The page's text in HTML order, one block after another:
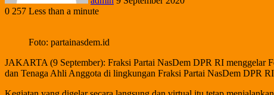
0 257 Less than a minute
Foto: partainasdem.id
JAKARTA (9 September): Fraksi Partai NasDem DPR RI menggelar
dan Tenaga Ahli Anggota di lingkungan Fraksi Partai NasDem DPR